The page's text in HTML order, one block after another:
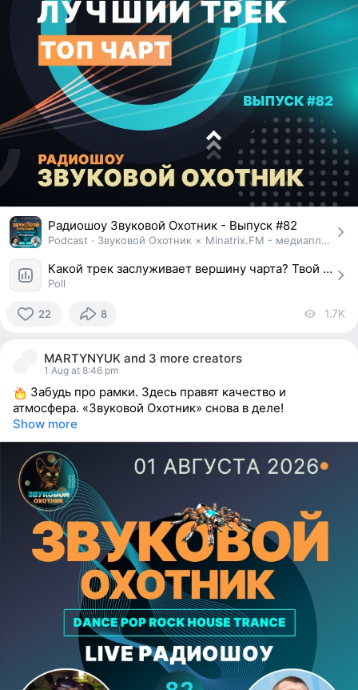
Радиошоу Звуковой Охотник - Выпуск #82
Podcast · Звуковой Охотник × Minatrix.FM - медиаплощадка
Какой трек заслуживает вершину чарта? Твой голос влияет на результат!
Poll
22
reacted
8 1.7K
MARTYNYUKand 3 more creators
1 Aug at 8:46 pm
Забудь про рамки. Здесь правят качество и
атмосфера. «Звуковой Охотник» снова в деле!
Show more